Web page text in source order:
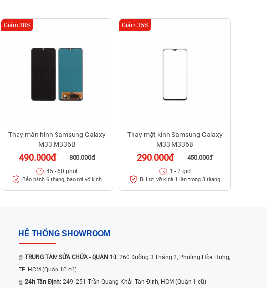
Thay màn hình Samsung Galaxy
M33 M336B
490.000đ 800.000đ
Giảm 38%
45 - 60 phút
Bảo hành 6 tháng, bao rơi vỡ kính
Thay mặt kính Samsung Galaxy
M33 M336B
290.000đ 450.000đ
Giảm 35%
1 - 2 giờ
BH rơi vỡ kính 1 lần trong 3 tháng
HỆ THỐNG SHOWROOM
TRUNG TÂM SỬA CHỮA - QUẬN 10: 260 Đường 3 Tháng 2, Phường Hòa Hưng,
TP. HCM (Quận 10 cũ)
24h Tân Định: 249 -251 Trần Quang Khải, Tân Định, HCM (Quận 1 cũ)